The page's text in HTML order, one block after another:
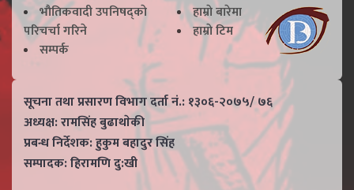
भाैतिकवादी उपनिषद्काे
परिचर्चा गरिने
हाम्राे बारेमा
हाम्राे टिम
सम्पर्क
सूचना तथा प्रसारण विभाग दर्ता नं.: १३०६-२०७५/ ७६
अध्यक्ष: रामसिंह बुढाथाेकी
प्रबन्ध निर्देशक: हुकुम बहादुर सिंह
सम्पादक: हिरामणि दु:खी